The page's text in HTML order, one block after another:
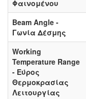
Φαινομένου
Beam Angle -
Γωνία Δέσμης
Working
Temperature Range
- Εύρος
Θερμοκρασίας
Λειτουργίας